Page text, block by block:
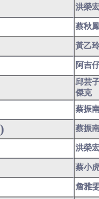
洪榮
蔡秋
黃乙
阿吉
邱芸
傑克
蔡振
蔡振
洪榮
蔡小
詹雅